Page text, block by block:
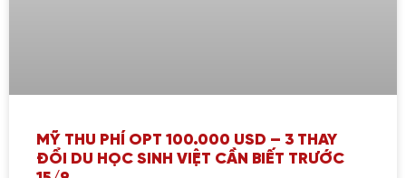
MỸ THU PHÍ OPT 100.000 USD – 3 THAY
ĐỔI DU HỌC SINH VIỆT CẦN BIẾT TRƯỚC